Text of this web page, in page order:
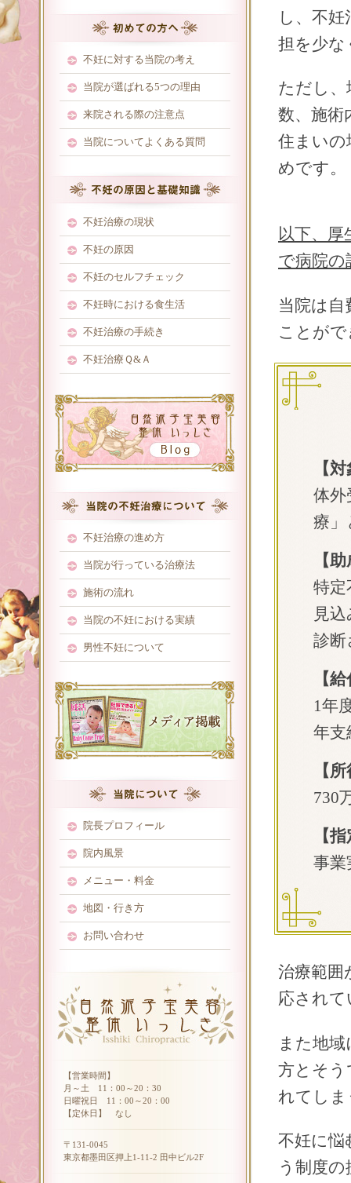
し、不
担を少な
ただし、
数、施術
住まいの
めです。
以下、
で病院の
当院は自
ことが
【
体外
療」
【
特定
見
診断
【
1年
年支
【
730
【
事業
治療範囲
応され
また地
方とそう
れてし
不妊に悩
う制度
不妊に対する当院の考え
当院が選ばれる5つの理由
来院される際の注意点
当院についてよくある質問
不妊治療の現状
不妊の原因
不妊のセルフチェック
不妊時における食生活
不妊治療の手続き
不妊治療Ｑ&Ａ
不妊治療の進め方
当院が行っている治療法
施術の流れ
当院の不妊における実績
男性不妊について
院長プロフィール
院内風景
メニュー・料金
地図・行き方
お問い合わせ
【営業時間】
月～土 11：00～20：30
日曜祝日 11：00～20：00
【定休日】 なし
〒131-0045
東京都墨田区押上1-11-2 田中ビル2F